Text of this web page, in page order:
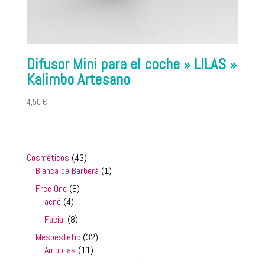
Difusor Mini para el coche » LILAS »
Kalimbo Artesano
4,50 €
Cosméticos 4343
productos
Blanca de Barberá 11
Free One 88
acné 44
productos
Facial 88
productos
Mesoestetic 3232
Ampollas 1111